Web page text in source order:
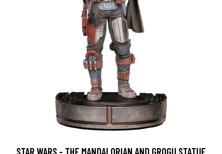
STAR WARS - THE MANDALORIAN AND GROGU STATUE